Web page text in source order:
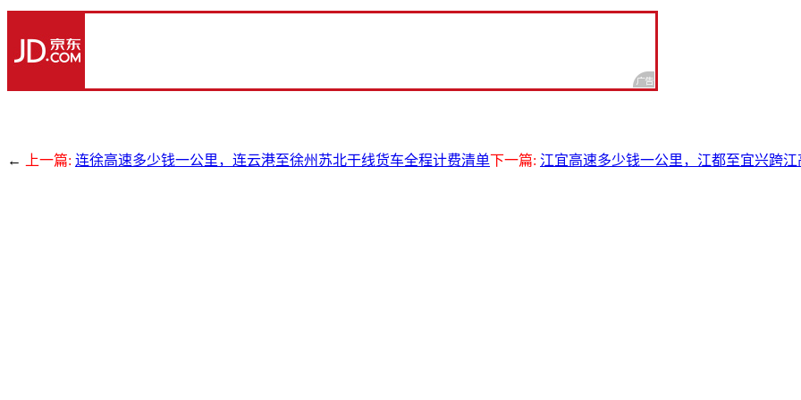
← 上一篇: 连徐高速多少钱一公里，连云港至徐州苏北干线货车全程计费清单下一篇: 江宜高速多少钱一公里，江都至宜兴跨